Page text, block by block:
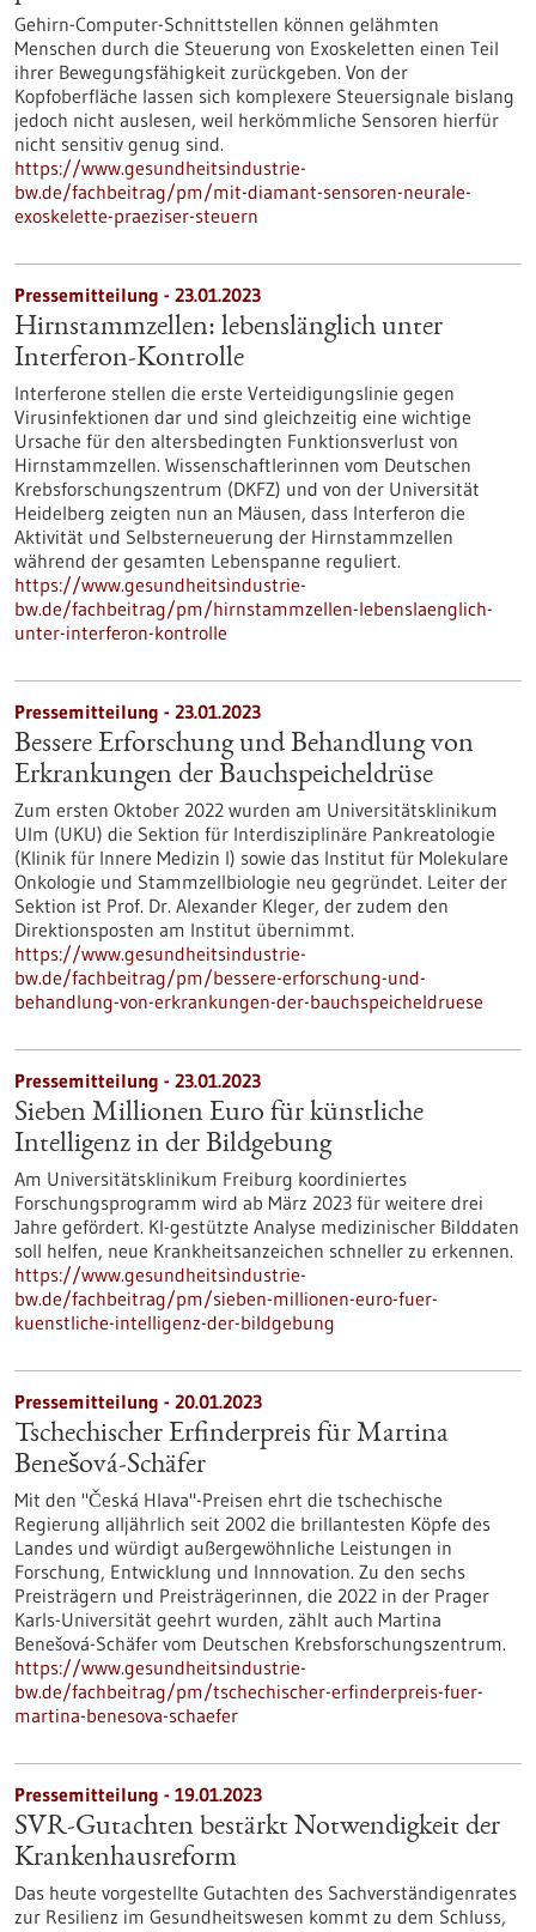
Gehirn-Computer-Schnittstellen können gelähmten
Menschen durch die Steuerung von Exoskeletten einen Teil
ihrer Bewegungsfähigkeit zurückgeben. Von der
Kopfoberfläche lassen sich komplexere Steuersignale bislang
jedoch nicht auslesen, weil herkömmliche Sensoren hierfür
nicht sensitiv genug sind.
https://www.gesundheitsindustrie-
bw.de/fachbeitrag/pm/mit-diamant-sensoren-neurale-
exoskelette-praeziser-steuern
Pressemitteilung - 23.01.2023
Hirnstammzellen: lebenslänglich unter
Interferon-Kontrolle
Interferone stellen die erste Verteidigungslinie gegen
Virusinfektionen dar und sind gleichzeitig eine wichtige
Ursache für den altersbedingten Funktionsverlust von
Hirnstammzellen. Wissenschaftlerinnen vom Deutschen
Krebsforschungszentrum (DKFZ) und von der Universität
Heidelberg zeigten nun an Mäusen, dass Interferon die
Aktivität und Selbsterneuerung der Hirnstammzellen
während der gesamten Lebenspanne reguliert.
https://www.gesundheitsindustrie-
bw.de/fachbeitrag/pm/hirnstammzellen-lebenslaenglich-
unter-interferon-kontrolle
Pressemitteilung - 23.01.2023
Bessere Erforschung und Behandlung von
Erkrankungen der Bauchspeicheldrüse
Zum ersten Oktober 2022 wurden am Universitätsklinikum
Ulm (UKU) die Sektion für Interdisziplinäre Pankreatologie
(Klinik für Innere Medizin I) sowie das Institut für Molekulare
Onkologie und Stammzellbiologie neu gegründet. Leiter der
Sektion ist Prof. Dr. Alexander Kleger, der zudem den
Direktionsposten am Institut übernimmt.
https://www.gesundheitsindustrie-
bw.de/fachbeitrag/pm/bessere-erforschung-und-
behandlung-von-erkrankungen-der-bauchspeicheldruese
Pressemitteilung - 23.01.2023
Sieben Millionen Euro für künstliche
Intelligenz in der Bildgebung
Am Universitätsklinikum Freiburg koordiniertes
Forschungsprogramm wird ab März 2023 für weitere drei
Jahre gefördert. KI-gestützte Analyse medizinischer Bilddaten
soll helfen, neue Krankheitsanzeichen schneller zu erkennen.
https://www.gesundheitsindustrie-
bw.de/fachbeitrag/pm/sieben-millionen-euro-fuer-
kuenstliche-intelligenz-der-bildgebung
Pressemitteilung - 20.01.2023
Tschechischer Erfinderpreis für Martina
Benešová-Schäfer
Mit den "Česká Hlava"-Preisen ehrt die tschechische
Regierung alljährlich seit 2002 die brillantesten Köpfe des
Landes und würdigt außergewöhnliche Leistungen in
Forschung, Entwicklung und Innnovation. Zu den sechs
Preisträgern und Preisträgerinnen, die 2022 in der Prager
Karls-Universität geehrt wurden, zählt auch Martina
Benešová-Schäfer vom Deutschen Krebsforschungszentrum.
https://www.gesundheitsindustrie-
bw.de/fachbeitrag/pm/tschechischer-erfinderpreis-fuer-
martina-benesova-schaefer
Pressemitteilung - 19.01.2023
SVR-Gutachten bestärkt Notwendigkeit der
Krankenhausreform
Das heute vorgestellte Gutachten des Sachverständigenrates
zur Resilienz im Gesundheitswesen kommt zu dem Schluss,